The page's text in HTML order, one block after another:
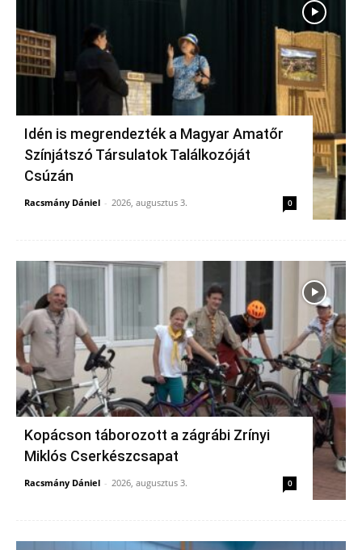
Idén is megrendezték a Magyar Amatőr
Színjátszó Társulatok Találkozóját
Csúzán
Racsmány Dániel - 2026, augusztus 3. 0
Kopácson táborozott a zágrábi Zrínyi
Miklós Cserkészcsapat
Racsmány Dániel - 2026, augusztus 3. 0